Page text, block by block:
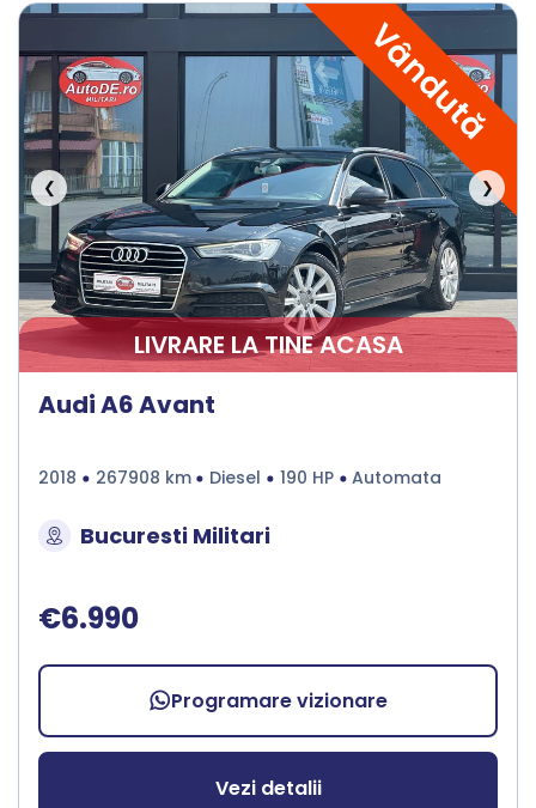
Vândută
❮ ❯
LIVRARE LA TINE ACASA
Audi A6 Avant
2018 267908 km Diesel 190 HP Automata
Bucuresti Militari
€6.990
Programare vizionare
Vezi detalii